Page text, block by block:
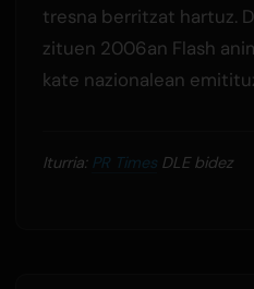
tresna berritzat hartuz.
zituen 2006an Flash
kate nazionalean
Iturria: PR TimesDLE bidez